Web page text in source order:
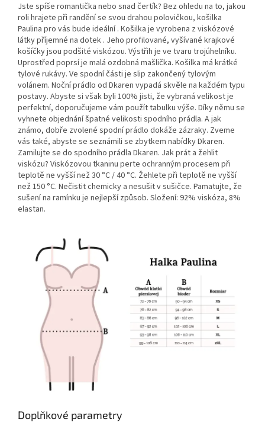
Jste spíše romantička nebo snad čertík? Bez ohledu na to, jakou
roli hrajete při randění se svou drahou polovičkou, košilka
Paulina pro vás bude ideální . Košilka je vyrobena z viskózové
látky příjemné na dotek . Jeho profilované, vyšívané krajkové
košíčky jsou podšité viskózou. Výstřih je ve tvaru trojúhelníku.
Uprostřed poprsí je malá ozdobná mašlička. Košilka má krátké
tylové rukávy. Ve spodní části je slip zakončený tylovým
volánem. Noční prádlo od Dkaren vypadá skvěle na každém typu
postavy. Abyste si však byli 100% jisti, že vybraná velikost je
perfektní, doporučujeme vám použít tabulku výše. Díky němu se
vyhnete objednání špatné velikosti spodního prádla. A jak
známo, dobře zvolené spodní prádlo dokáže zázraky. Zveme
vás také, abyste se seznámili se zbytkem nabídky Dkaren.
Zamilujte se do spodního prádla Dkaren. Jak prát a žehlit
viskózu? Viskózovou tkaninu perte ochranným procesem při
teplotě ne vyšší než 30 °C / 40 °C. Žehlete při teplotě ne vyšší
než 150 °C. Nečistit chemicky a nesušit v sušičce. Pamatujte, že
sušení na ramínku je nejlepší způsob. Složení: 92% viskóza, 8%
elastan.
Doplňkové parametry